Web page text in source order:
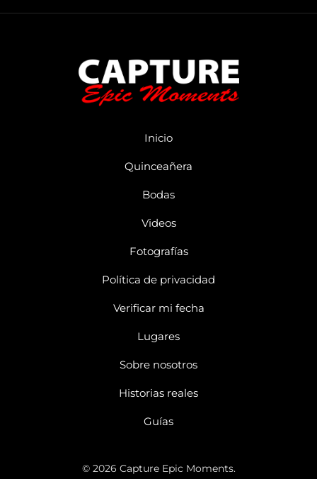
Inicio
Quinceañera
Bodas
Videos
Fotografías
Política de privacidad
Verificar mi fecha
Lugares
Sobre nosotros
Historias reales
Guías
© 2026 Capture Epic Moments.